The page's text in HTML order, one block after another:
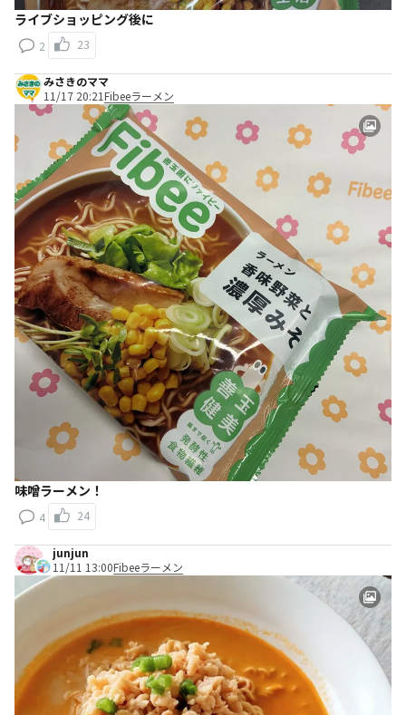
ライブショッピング後に
2 23
みさきのママ
11/17 20:21Fibeeラーメン
味噌ラーメン！
4 24
junjun
11/11 13:00Fibeeラーメン